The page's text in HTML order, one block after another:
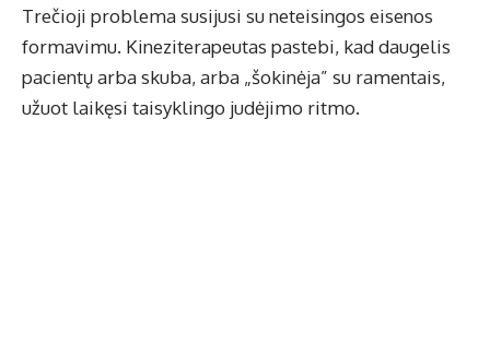
Trečioji problema susijusi su neteisingos eisenos
formavimu. Kineziterapeutas pastebi, kad daugelis
pacientų arba skuba, arba „šokinėja” su ramentais,
užuot laikęsi taisyklingo judėjimo ritmo.